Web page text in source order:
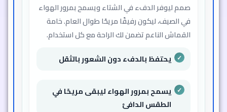
صمم ليوفر الدفء في الشتاء ويسمح بمرور الهواء
في الصيف، ليكون رفيقًا مريحًا طوال العام. خامة
القماش الناعم تضمن لك الراحة مع كل استخدام.
يحتفظ بالدفء دون الشعور بالثقل
يسمح بمرور الهواء ليبقى مريحًا في
الطقس الدافئ